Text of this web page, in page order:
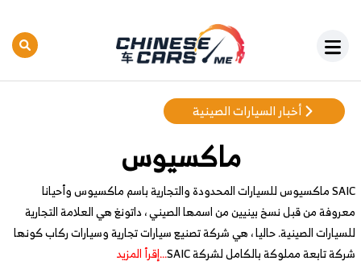
أخبار السيارات الصينية
ماكسيوس
SAIC ماكسيوس للسيارات المحدودة والتجارية باسم ماكسيوس وأحيانا
معروفة من قبل نسخ بينيين من اسمها الصيني ، داتونغ هي العلامة التجارية
للسيارات الصينية. حاليا ، هي شركة تصنيع سيارات تجارية وسيارات ركاب كونها
شركة تابعة مملوكة بالكامل لشركة SAIC
...إقرأ المزيد